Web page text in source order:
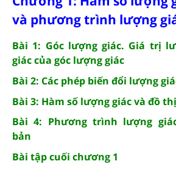
và phương trình lượng
Bài 1: Góc lượng giác. Giá trị
giác của góc lượng giác
Bài 2: Các phép biến đổi lượng
Bài 3: Hàm số lượng giác và đồ thị
Bài 4: Phương trình lượng
bản
Bài tập cuối chương 1